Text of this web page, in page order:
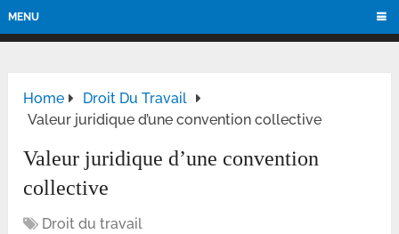
MENU
Home
Droit Du Travail
Valeur juridique d’une convention collective
Valeur juridique d’une convention
collective
Droit du travail